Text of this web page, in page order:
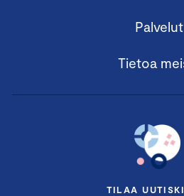
Palvelut
Tietoa
TILAA